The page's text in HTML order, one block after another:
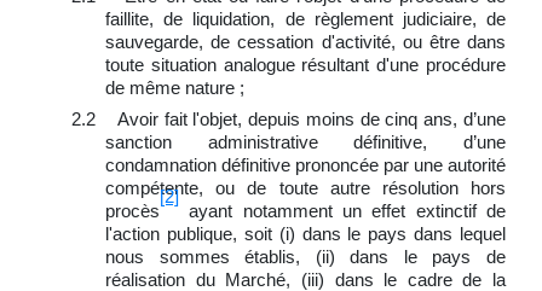
faillite, de liquidation, de règlement judiciaire, de
sauvegarde, de cessation d'activité, ou être dans
toute situation analogue résultant d'une procédure
de même nature ;
2.2 Avoir fait l'objet, depuis moins de cinq ans, d’une
sanction administrative définitive, d’une
condamnation définitive prononcée par une autorité
compétente, ou de toute autre résolution hors
procès
[2]
ayant notamment un effet extinctif de
l'action publique, soit (i) dans le pays dans lequel
nous sommes établis, (ii) dans le pays de
réalisation du Marché, (iii) dans le cadre de la